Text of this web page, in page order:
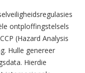
ontploffingstelsels
(Hazard Analysis
Hulle genereer
Hierdie